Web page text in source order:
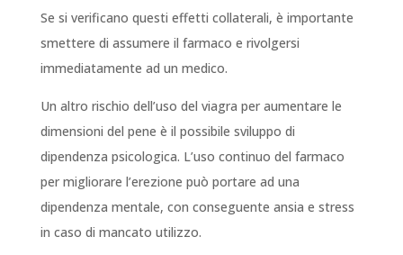
Se si verificano questi effetti collaterali, è importante
smettere di assumere il farmaco e rivolgersi
immediatamente ad un medico.
Un altro rischio dell’uso del viagra per aumentare le
dimensioni del pene è il possibile sviluppo di
dipendenza psicologica. L’uso continuo del farmaco
per migliorare l’erezione può portare ad una
dipendenza mentale, con conseguente ansia e stress
in caso di mancato utilizzo.